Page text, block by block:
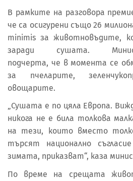
В рамките на разговора
че са осигурени също 26
minimis за животновъдите,
заради сушата.
подчерта, че в момента се
за пчеларите,
овощарите.
„Сушата е по цяла Европа.
никога не е била толкова
на тези, които вместо
търсят национално
зимата, приказват“, каза
По време на срещата